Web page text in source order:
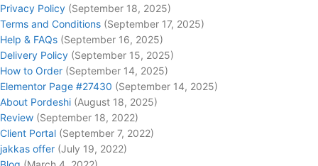
Privacy Policy (September 18, 2025)
Terms and Conditions (September 17, 2025)
Help & FAQs (September 16, 2025)
Delivery Policy (September 15, 2025)
How to Order (September 14, 2025)
Elementor Page #27430 (September 14, 2025)
About Pordeshi (August 18, 2025)
Review (September 18, 2022)
Client Portal (September 7, 2022)
jakkas offer (July 19, 2022)